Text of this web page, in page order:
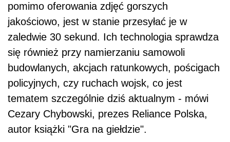
pomimo oferowania zdjęć gorszych
jakościowo, jest w stanie przesyłać je w
zaledwie 30 sekund. Ich technologia sprawdza
się również przy namierzaniu samowoli
budowlanych, akcjach ratunkowych, pościgach
policyjnych, czy ruchach wojsk, co jest
tematem szczególnie dziś aktualnym - mówi
Cezary Chybowski, prezes Reliance Polska,
autor książki "Gra na giełdzie".